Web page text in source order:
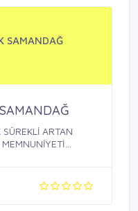
SAMANDAĞ
ARTAN